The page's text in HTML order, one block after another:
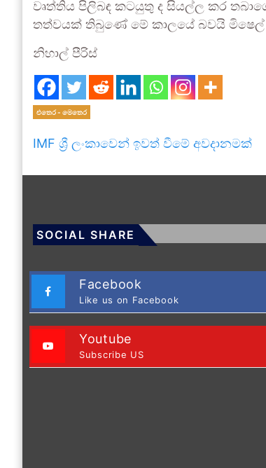
වෘත්තිය පිලිබඳ කටයුතු ද සියල්ල කර
තත්වයක් තිබුණේ මේ කාලයේ බවයි මිෂෙල්
නිහාල් පීරිස්
එතෙර - මෙතෙර
IMF ශ්‍රී ලංකාවෙන් ඉවත් වීමේ අවදානමක්
SOCIAL SHARE
Facebook
Like us on Facebook
Youtube
Subscribe US